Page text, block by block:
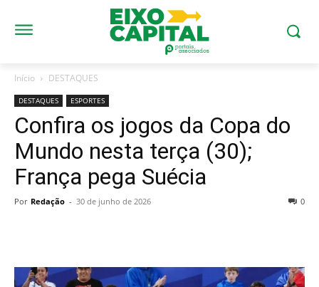
Início DESTAQUES
DESTAQUES ESPORTES
Confira os jogos da Copa do
Mundo nesta terça (30);
França pega Suécia
Por Redação - 30 de junho de 2026 0